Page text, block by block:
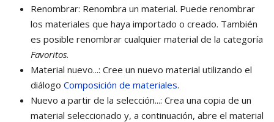
Renombrar: Renombra un material. Puede renombrar
los materiales que haya importado o creado. También
es posible renombrar cualquier material de la categoría
Favoritos.
Material nuevo...: Cree un nuevo material utilizando el
diálogo Composición de materiales.
Nuevo a partir de la selección...: Crea una copia de un
material seleccionado y, a continuación, abre el material